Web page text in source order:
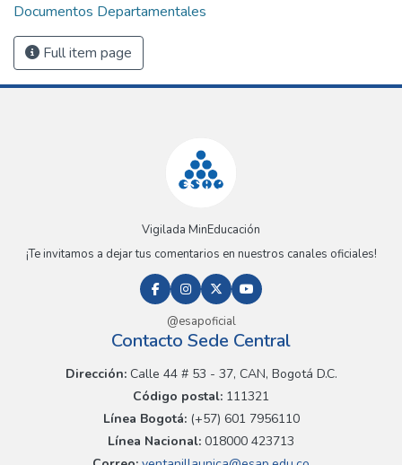
Documentos Departamentales
Full item page
Vigilada MinEducación
¡Te invitamos a dejar tus comentarios en nuestros canales oficiales!
@esapoficial
Contacto Sede Central
Dirección:Calle 44 # 53 - 37, CAN, Bogotá D.C.
Código postal: 111321
Línea Bogotá:(+57) 601 7956110
Línea Nacional: 018000 423713